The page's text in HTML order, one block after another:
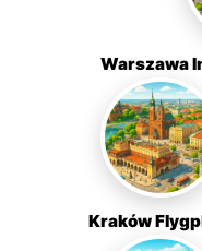
Warszawa
Kraków